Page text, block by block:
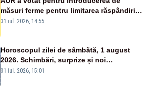
măsuri ferme pentru limitarea răspândirii
virusului pestei porcine africane
31 iul. 2026, 14:55
Horoscopul zilei de sâmbătă, 1 august
2026. Schimbări, surprize și noi
oportunități pentru toate zodiile
31 iul. 2026, 15:01